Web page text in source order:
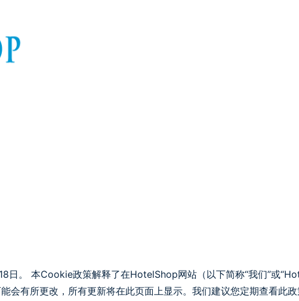
。 本Cookie政策解释了在HotelShop网站（以下简称“我们”或
会有所更改，所有更新将在此页面上显示。我们建议您定期查看